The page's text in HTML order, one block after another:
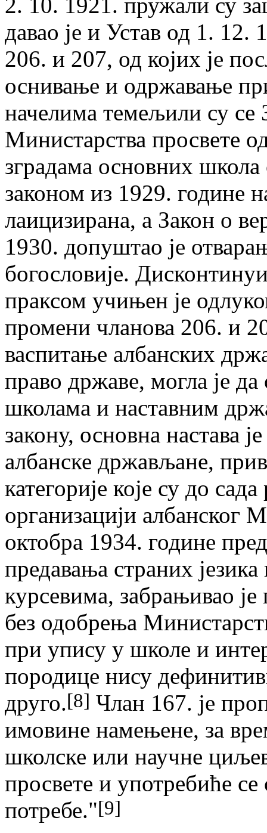
2. 10. 1921. пружали су
давао je и Устав од 1. 12.
206. и 207, од којих je
оснивање и одржавање
начелима темељили су се
Министарства просвете
зградама основних
законом из 1929. године
лаицизирана, а Закон о
1930. допуштао je
богословије.
праксом учињен je
промени чланова 206. и
васпитање албанских
право државе, могла je
школама и наставним
закону, основна настава
албанске држављане,
категорије које су до
организацији албанског
октобра 1934. године
предавања страних
курсевима, забрањивао
без одобрења
при упису у школе и
породице нису
друго.[8] Члан 167. je
имовине намењене, за
школске или научне
просвете и употребиће
потребе."[9]